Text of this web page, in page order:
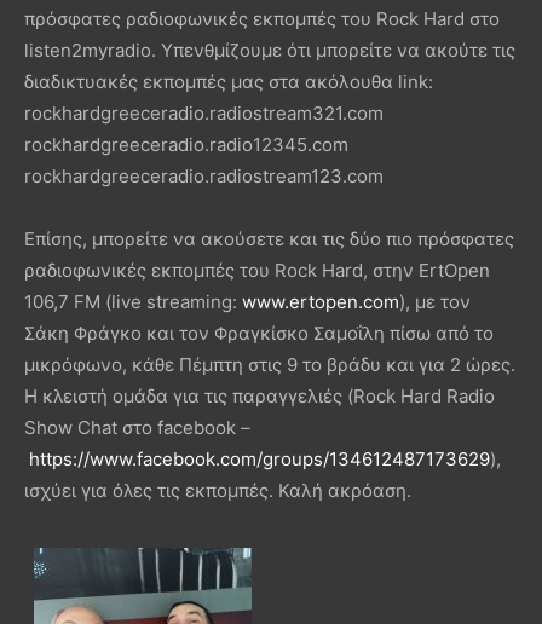
πρόσφατες ραδιοφωνικές εκπομπές του Rock Hard στο
listen2myradio. Υπενθμίζουμε ότι μπορείτε να ακούτε τις
διαδικτυακές εκπομπές μας στα ακόλουθα link:
rockhardgreeceradio.radiostream321.com
rockhardgreeceradio.radio12345.com
rockhardgreeceradio.radiostream123.com
Επίσης, μπορείτε να ακούσετε και τις δύο πιο πρόσφατες
ραδιοφωνικές εκπομπές του Rock Hard, στην ErtOpen
106,7 FM (live streaming: www.ertopen.com), με τον
Σάκη Φράγκο και τον Φραγκίσκο Σαμοΐλη πίσω από το
μικρόφωνο, κάθε Πέμπτη στις 9 το βράδυ και για 2 ώρες.
Η κλειστή ομάδα για τις παραγγελιές (Rock Hard Radio
Show Chat στο facebook –
https://www.facebook.com/groups/134612487173629),
ισχύει για όλες τις εκπομπές. Καλή ακρόαση.